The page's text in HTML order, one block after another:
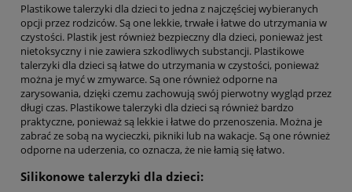
Plastikowe talerzyki dla dzieci to jedna z najczęściej wybieranych
opcji przez rodziców. Są one lekkie, trwałe i łatwe do utrzymania w
czystości. Plastik jest również bezpieczny dla dzieci, ponieważ jest
nietoksyczny i nie zawiera szkodliwych substancji. Plastikowe
talerzyki dla dzieci są łatwe do utrzymania w czystości, ponieważ
można je myć w zmywarce. Są one również odporne na
zarysowania, dzięki czemu zachowują swój pierwotny wygląd przez
długi czas. Plastikowe talerzyki dla dzieci są również bardzo
praktyczne, ponieważ są lekkie i łatwe do przenoszenia. Można je
zabrać ze sobą na wycieczki, pikniki lub na wakacje. Są one również
odporne na uderzenia, co oznacza, że nie łamią się łatwo.
Silikonowe talerzyki dla dzieci: